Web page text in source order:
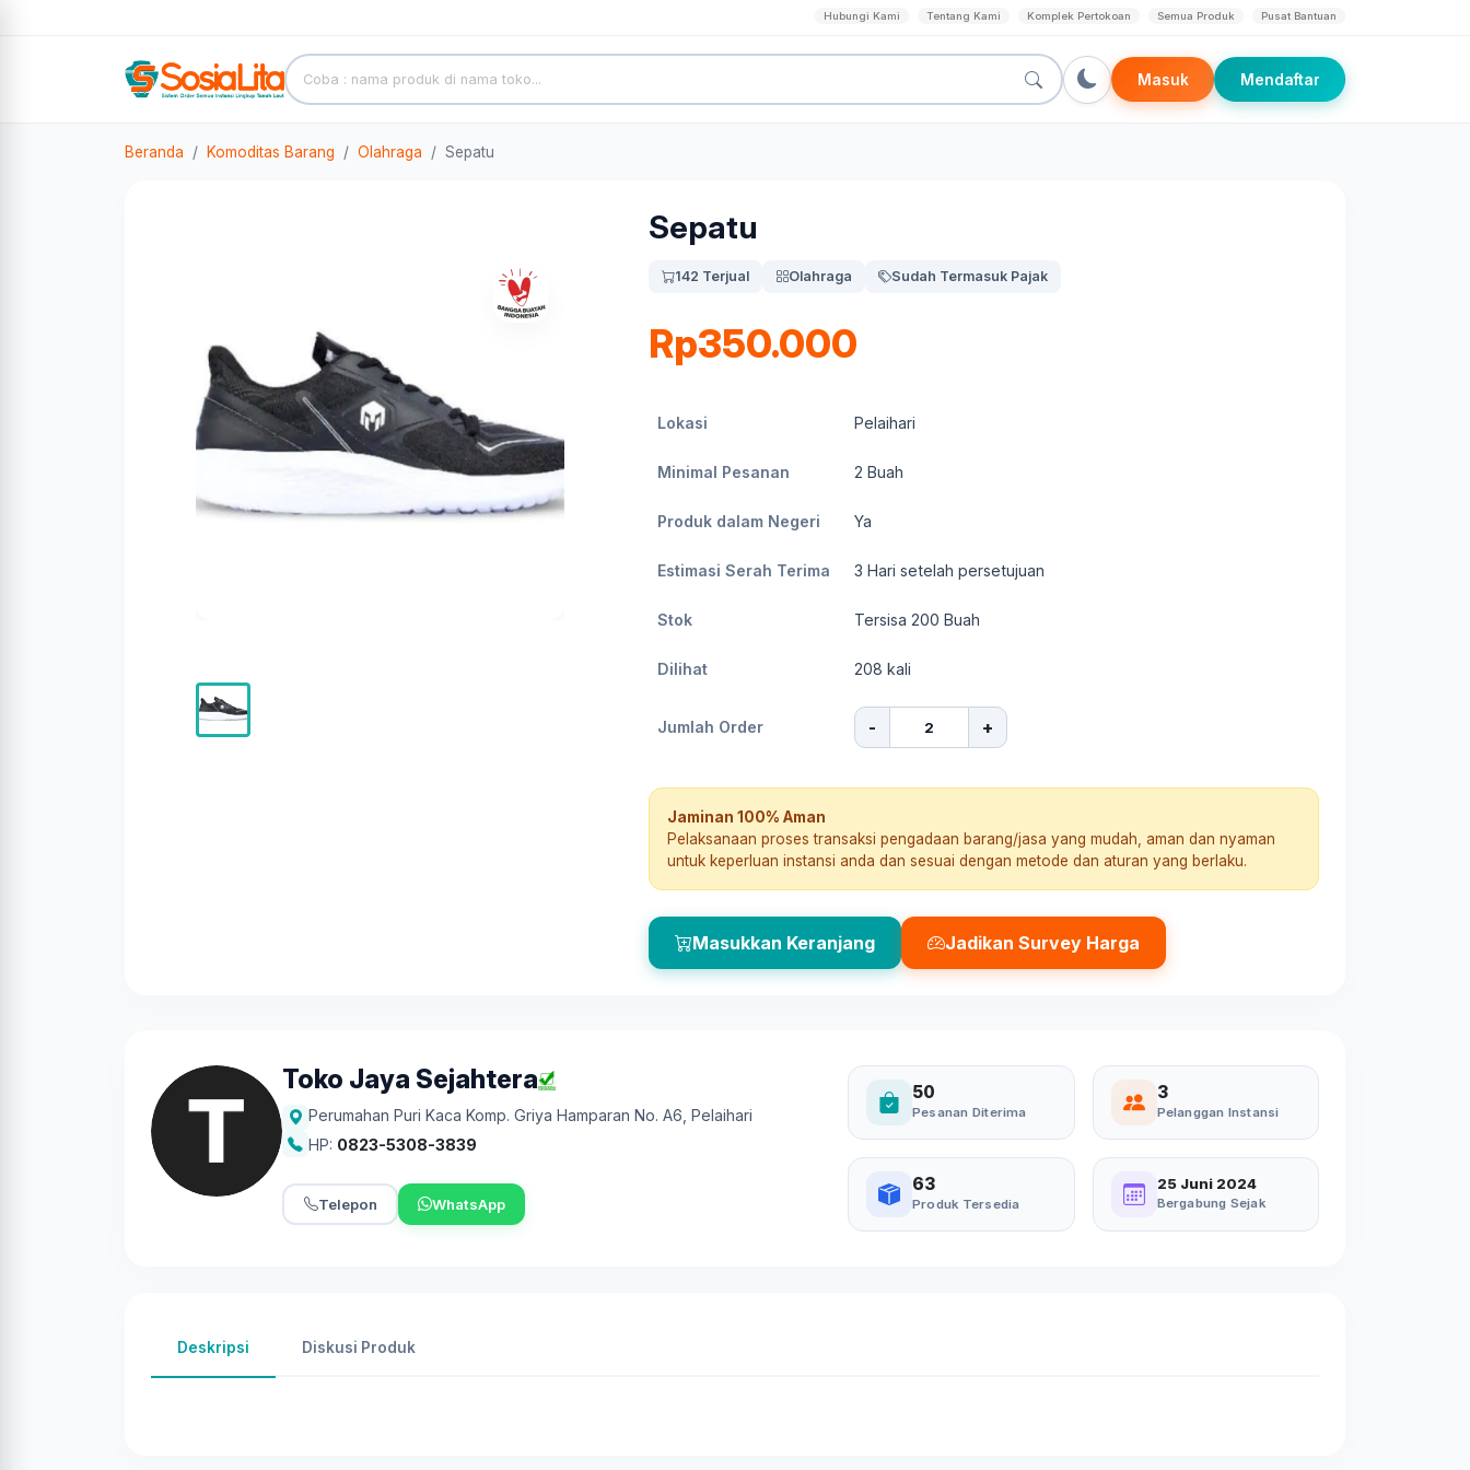
Hubungi Kami Tentang Kami Komplek Pertokoan Semua Produk Pusat Bantuan
Masuk Mendaftar
Beranda Komoditas Barang Olahraga Sepatu
Sepatu
142 Terjual Olahraga Sudah Termasuk Pajak
Rp350.000
Lokasi Pelaihari
Minimal Pesanan 2 Buah
Produk dalam Negeri Ya
Estimasi Serah Terima 3 Hari setelah persetujuan
Stok Tersisa 200 Buah
Dilihat 208 kali
Jumlah Order - +
Jaminan 100% Aman
Pelaksanaan proses transaksi pengadaan barang/jasa yang mudah, aman dan nyaman
untuk keperluan instansi anda dan sesuai dengan metode dan aturan yang berlaku.
Masukkan Keranjang Jadikan Survey Harga
Toko Jaya Sejahtera
Perumahan Puri Kaca Komp. Griya Hamparan No. A6 Pelaihari
HP: 0823-5308-3839
Telepon WhatsApp
50
Pesanan Diterima
3
Pelanggan Instansi
63
Produk Tersedia
25 Juni 2024
Bergabung Sejak
Deskripsi Diskusi Produk